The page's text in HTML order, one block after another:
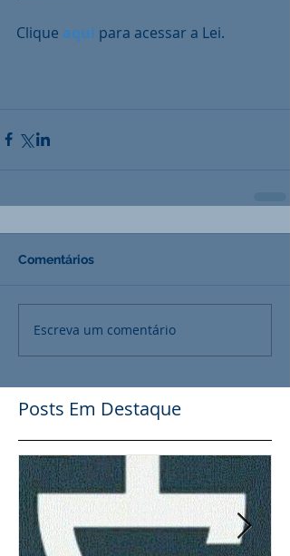
Posts Em Destaque
Clique aqui para acessar a Lei.
Comentários
Escreva um comentário